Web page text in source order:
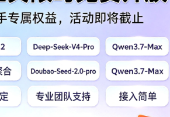
5_3.png",
height:18px;}
5_2.png",